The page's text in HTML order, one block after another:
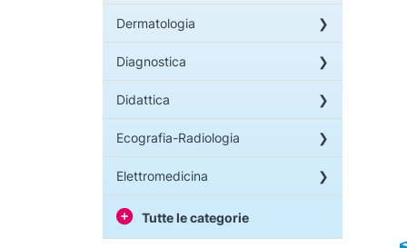
Dermatologia
Diagnostica
Didattica
Ecografia-Radiologia
Elettromedicina
Tutte le categorie